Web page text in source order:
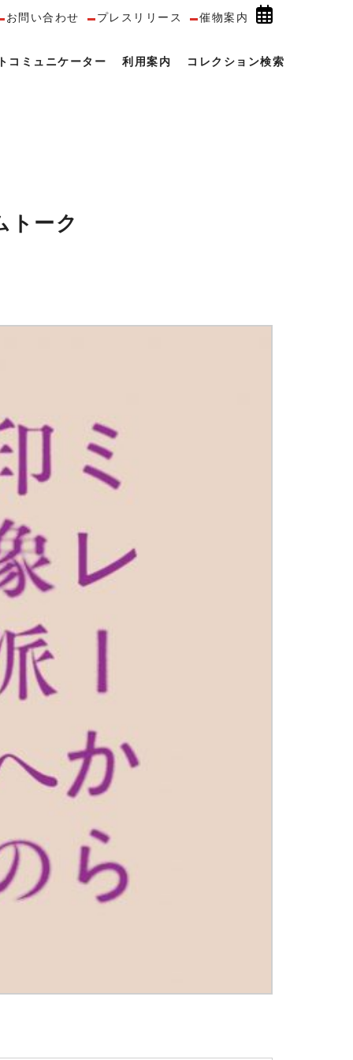
お問い合わせ プレスリリース 催物案内
コミュニケーター 利用案内 コレクション検索
トーク